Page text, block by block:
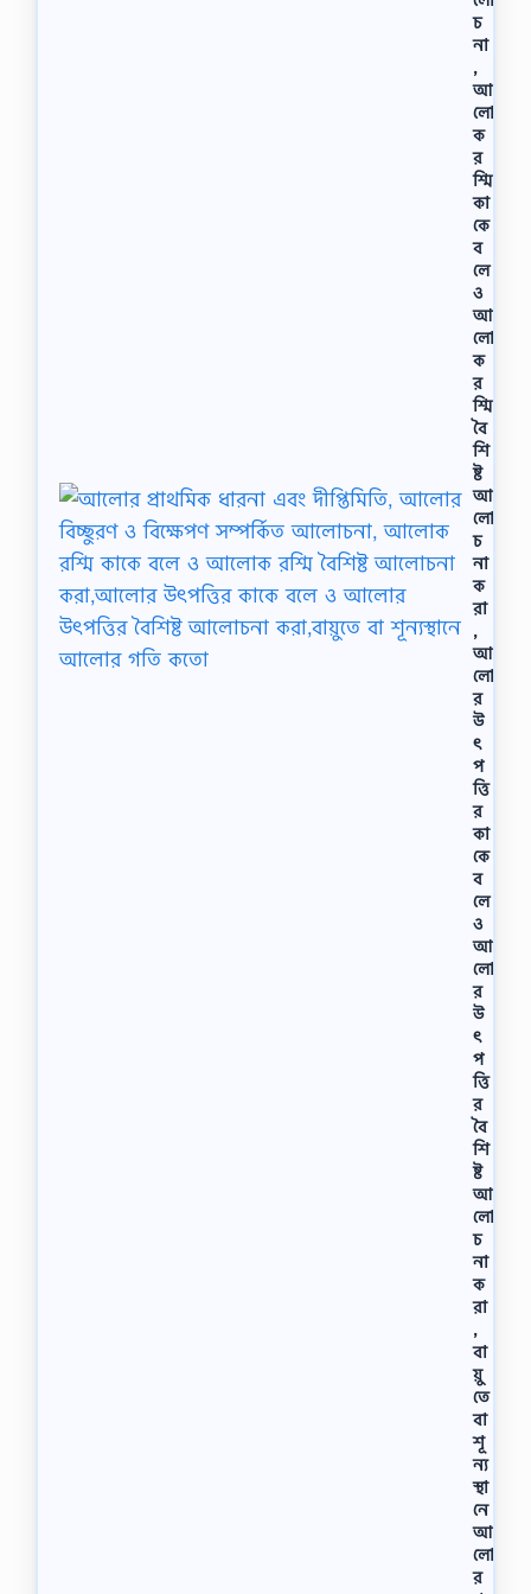
…
চ
না
,
আ
লো
ক
র
শ্মি
কা
কে
ব
লে
ও
আ
লো
ক
র
শ্মি
বৈ
শি
ষ্ট
আ
লো
চ
না
ক
রা
,
আ
লো
র
উ
ৎ
প
ত্তি
র
কা
কে
ব
লে
ও
আ
লো
র
উ
ৎ
প
ত্তি
র
বৈ
শি
ষ্ট
আ
লো
চ
না
ক
রা
,
বা
য়ু
তে
বা
শূ
ন্য
স্থা
নে
আ
লো
র